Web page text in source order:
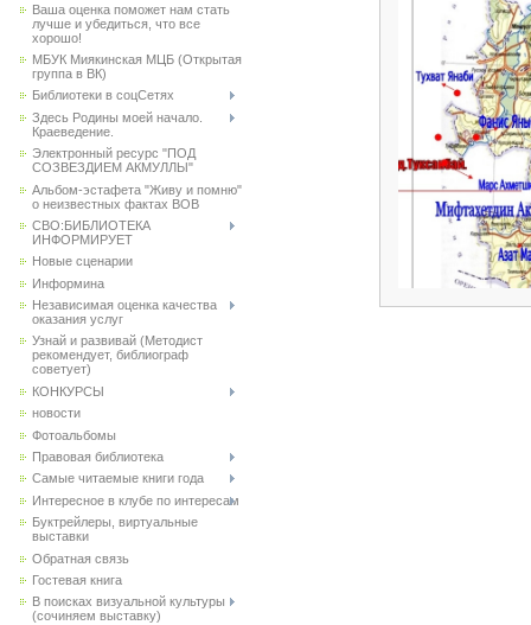
Ваша оценка поможет нам стать
лучше и убедиться, что все
хорошо!
МБУК Миякинская МЦБ (Открытая
группа в ВК)
Библиотеки в соцСетях
Здесь Родины моей начало.
Краеведение.
Электронный ресурс "ПОД
СОЗВЕЗДИЕМ АКМУЛЛЫ"
Альбом-эстафета "Живу и помню"
о неизвестных фактах ВОВ
СВО:БИБЛИОТЕКА
ИНФОРМИРУЕТ
Новые сценарии
Информина
Независимая оценка качества
оказания услуг
Узнай и развивай (Методист
рекомендует, библиограф
советует)
КОНКУРСЫ
новости
Фотоальбомы
Правовая библиотека
Самые читаемые книги года
Интересное в клубе по интересам
Буктрейлеры, виртуальные
выставки
Обратная связь
Гостевая книга
В поисках визуальной культуры
(сочиняем выставку)